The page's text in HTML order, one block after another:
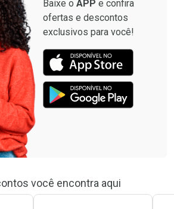
Baixe o APP e confira
ofertas e descontos
exclusivos para você!
você encontra aqui